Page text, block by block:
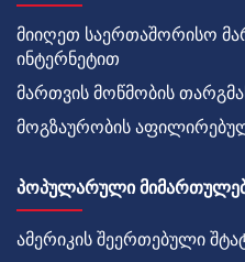
მიიღეთ საერთაშორისო
ინტერნეტით
მართვის მოწმობის
მოგზაურობის
ᲞᲝᲞᲣᲚᲐᲠᲣᲚᲘ
ამერიკის შეერთებული